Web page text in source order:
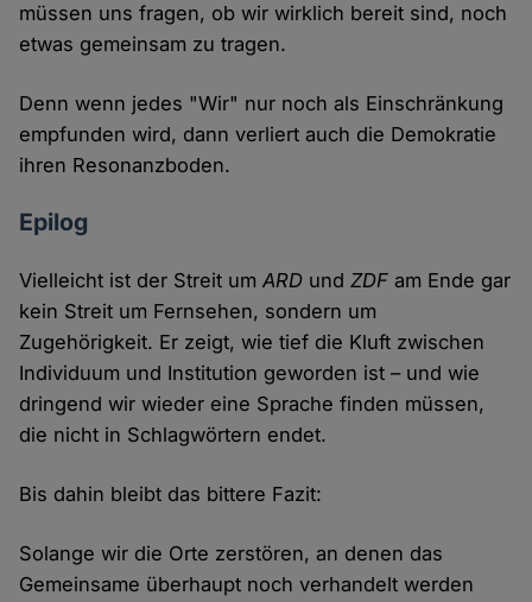
müssen uns fragen, ob wir wirklich bereit sind, noch
etwas gemeinsam zu tragen.
Denn wenn jedes "Wir" nur noch als Einschränkung
empfunden wird, dann verliert auch die Demokratie
ihren Resonanzboden.
Epilog
Vielleicht ist der Streit umARD undZDF am Ende gar
kein Streit um Fernsehen, sondern um
Zugehörigkeit. Er zeigt, wie tief die Kluft zwischen
Individuum und Institution geworden ist – und wie
dringend wir wieder eine Sprache finden müssen,
die nicht in Schlagwörtern endet.
Bis dahin bleibt das bittere Fazit:
Solange wir die Orte zerstören, an denen das
Gemeinsame überhaupt noch verhandelt werden